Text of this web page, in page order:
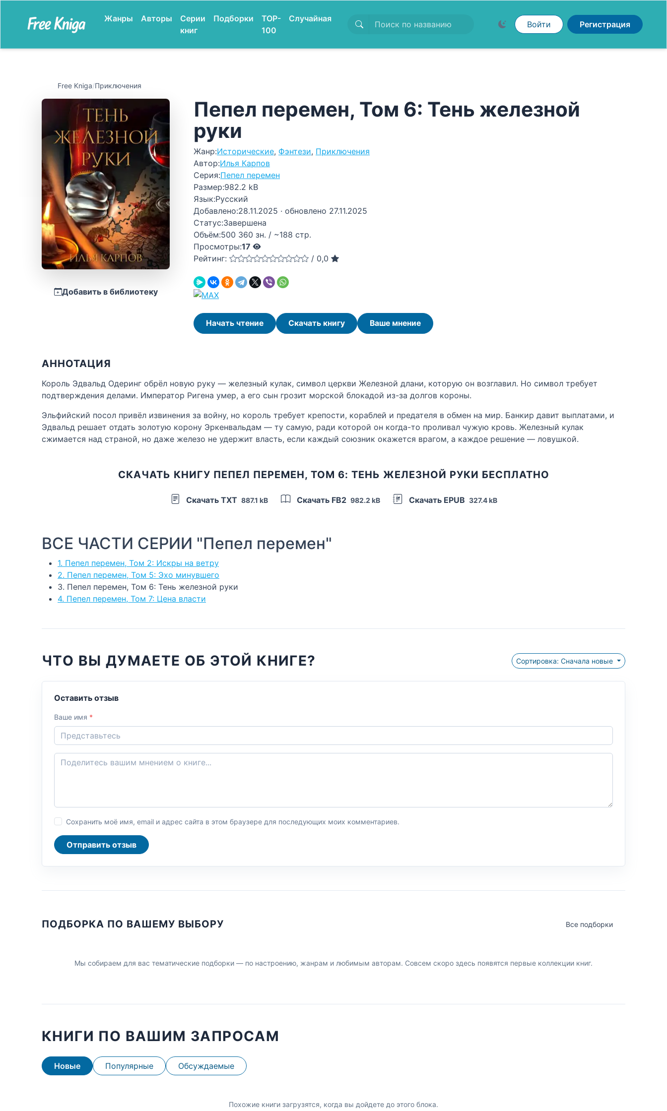
Жанры Авторы
Серии
книг
Подборки
TOP-
100
Случайная
Войти Регистрация
Free Kniga/Приключения
Добавить в библиотеку
Пепел перемен, Том 6: Тень железной
руки
Жанр:Исторические, Фэнтези, Приключения
Автор:Илья Карпов
Серия:Пепел перемен
Размер:982.2 kB
Язык:Русский
Добавлено:28.11.2025 · обновлено 27.11.2025
Статус:Завершена
Объём:500 360 зн. / ~188 стр.
Просмотры:17
Рейтинг:
/ 0,0
Начать чтение Скачать книгу Ваше мнение
АННОТАЦИЯ
Король Эдвальд Одеринг обрёл новую руку — железный кулак, символ церкви Железной длани, которую он возглавил. Но символ требует
подтверждения делами. Император Ригена умер, а его сын грозит морской блокадой из-за долгов короны.
Эльфийский посол привёл извинения за войну, но король требует крепости, кораблей и предателя в обмен на мир. Банкир давит выплатами, и
Эдвальд решает отдать золотую корону Эркенвальдам — ту самую, ради которой он когда-то проливал чужую кровь. Железный кулак
сжимается над страной, но даже железо не удержит власть, если каждый союзник окажется врагом, а каждое решение — ловушкой.
СКАЧАТЬ КНИГУ ПЕПЕЛ ПЕРЕМЕН, ТОМ 6: ТЕНЬ ЖЕЛЕЗНОЙ РУКИ БЕСПЛАТНО
Скачать TXT 887.1 kB Скачать FB2 982.2 kB Скачать EPUB 327.4 kB
ВСЕ ЧАСТИ СЕРИИ "Пепел перемен"
1. Пепел перемен, Том 2: Искры на ветру
2. Пепел перемен, Том 5: Эхо минувшего
3. Пепел перемен, Том 6: Тень железной руки
4. Пепел перемен, Том 7: Цена власти
ЧТО ВЫ ДУМАЕТЕ ОБ ЭТОЙ КНИГЕ? Сортировка: Сначала новые
Оставить отзыв
Ваше имя *
Сохранить моё имя, email и адрес сайта в этом браузере для последующих моих комментариев.
Отправить отзыв
ПОДБОРКА ПО ВАШЕМУ ВЫБОРУ Все подборки
Мы собираем для вас тематические подборки — по настроению, жанрам и любимым авторам. Совсем скоро здесь появятся первые коллекции книг.
КНИГИ ПО ВАШИМ ЗАПРОСАМ
Новые Популярные Обсуждаемые
Похожие книги загрузятся, когда вы дойдете до этого блока.